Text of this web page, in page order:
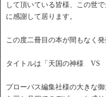
して頂いている皆様、この世
に感謝して居ります。
この度二冊目の本が間もなく発
タイトルは「天国の神様 VS
プローパス編集社様の大きな